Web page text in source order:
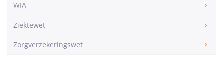
WIA
Ziektewet
Zorgverzekeringswet